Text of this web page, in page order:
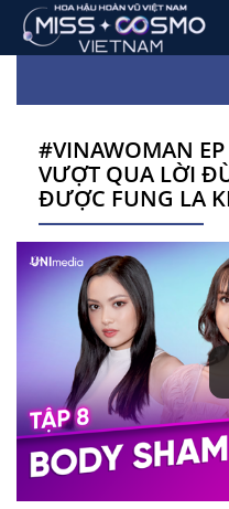
#VINAWOMAN
VƯỢT QUA LỜI
ĐƯỢC FUNG LA